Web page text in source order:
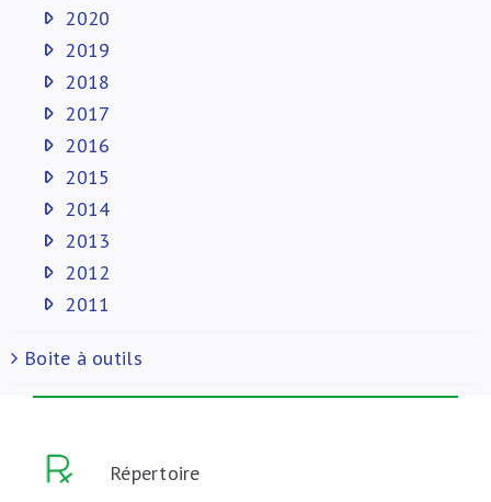
2020
2019
2018
2017
2016
2015
2014
2013
2012
2011
Boite à outils
Répertoire